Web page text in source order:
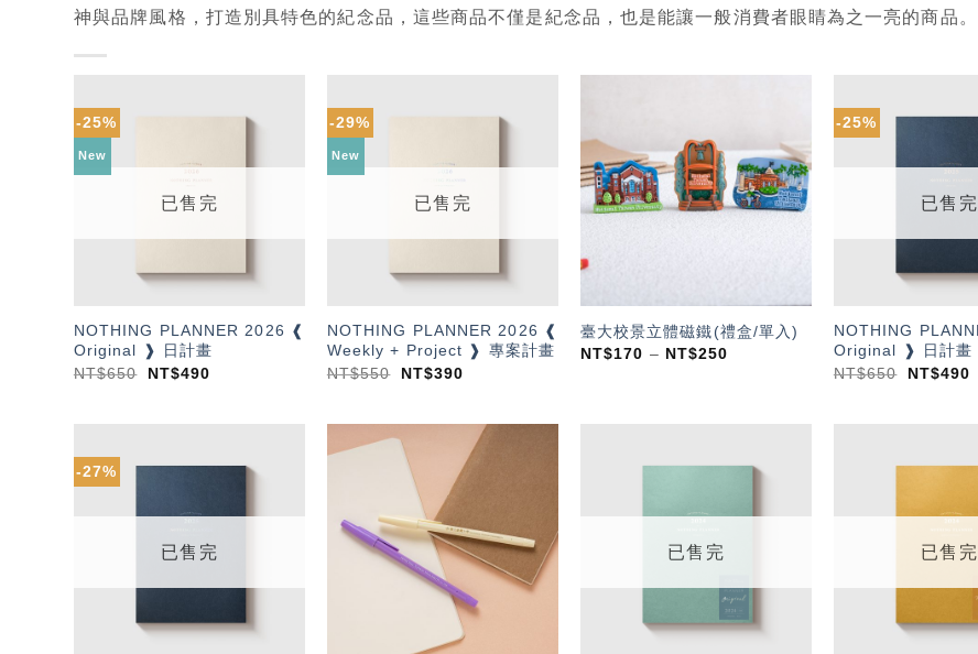
神與品牌風格，打造別具特色的紀念品，這些商品不僅是紀念品，也是能讓一般消費者眼睛為之一亮的商品。
-25%
New
望輕
已售完
NOTHING PLANNER 2026 ❰
Original ❱ 日計畫
NT$650 NT$490
-29%
New
望輕
已售完
NOTHING PLANNER 2026 ❰
Weekly + Project ❱ 專案計畫
NT$550 NT$390
「願
望輕
單」
臺大校景立體磁鐵(禮盒/單入)
NT$170 – NT$250
-25%
已售完
NOTHING
Original ❱ 日計畫
NT$650 NT$490
-27%
望輕
已售完
望輕
已售完 已售完